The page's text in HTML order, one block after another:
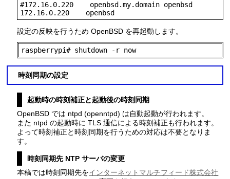
#172.16.0.220    openbsd.my.domain openbsd
172.16.0.220    openbsd
設定の反映を行うため OpenBSD を再起動します。
raspberrypi# shutdown -r now
時刻同期の設定
起動時の時刻補正と起動後の時刻同期
OpenBSD では ntpd (openntpd) は自動起動が行われます。
また ntpd の起動時に TLS 通信による時刻補正も行われます。
よって時刻補正と時刻同期を行うための対応は不要となりま
す。
時刻同期先 NTP サーバの変更
本稿では時刻同期先をインターネットマルチフィード株式会社